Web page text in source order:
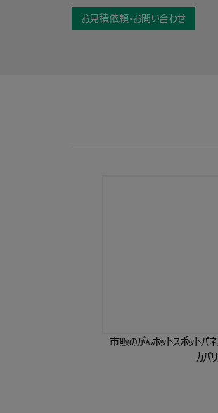
お見積依頼・お問い合わせ
市販のがんホットスポット
カバ